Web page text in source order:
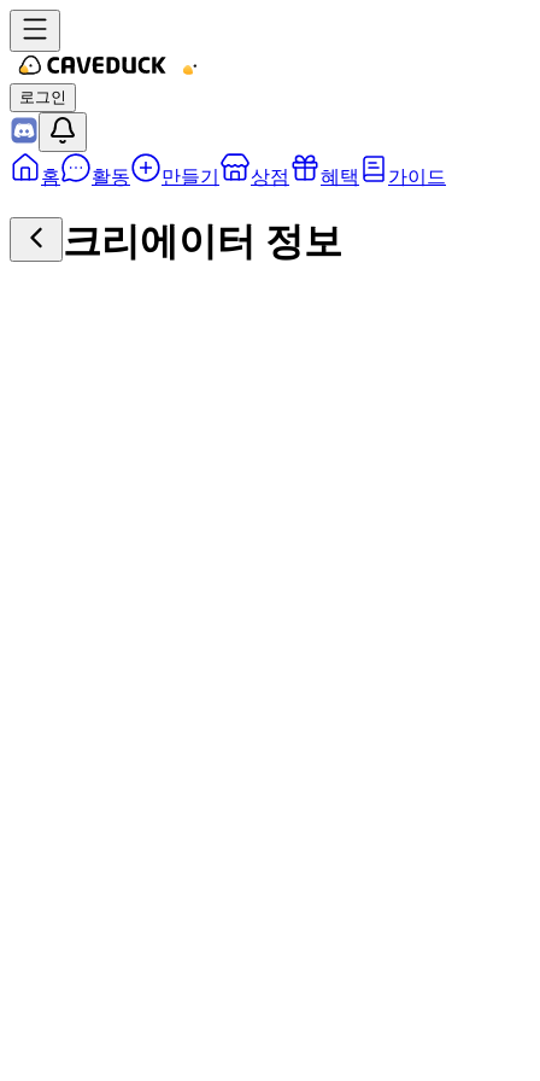
로그인
홈 활동 만들기 상점 혜택 가이드
크리에이터 정보